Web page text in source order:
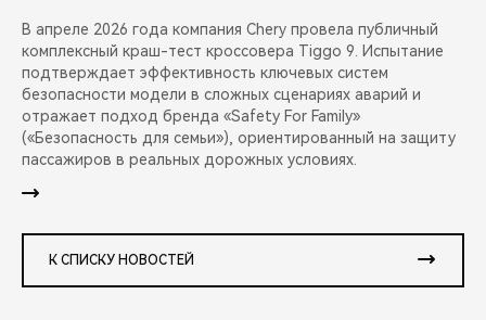
В апреле 2026 года компания Chery провела публичный
комплексный краш-тест кроссовера Tiggo 9. Испытание
подтверждает эффективность ключевых систем
безопасности модели в сложных сценариях аварий и
отражает подход бренда «Safety For Family»
(«Безопасность для семьи»), ориентированный на защиту
пассажиров в реальных дорожных условиях.
К СПИСКУ НОВОСТЕЙ